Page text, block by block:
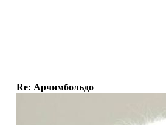
Re: Арчимбольдо